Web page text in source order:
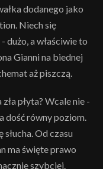
dodanego jako
Niech się
dużo, a właściwie to
Gianni na biednej
aż piszczą.
płyta? Wcale nie -
dość równy poziom.
Od czasu
ma święte prawo
szybciej.